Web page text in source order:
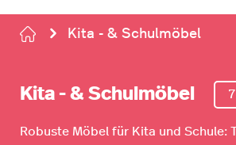
Kita - & Schulmöbel
Kita - & Schulmöbel
Robuste Möbel für Kita und Schule: